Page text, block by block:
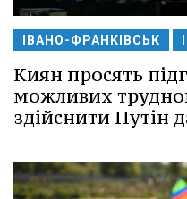
ІВАНО-ФРАНКІВСЬК
Киян просять
можливих
здійснити Путін